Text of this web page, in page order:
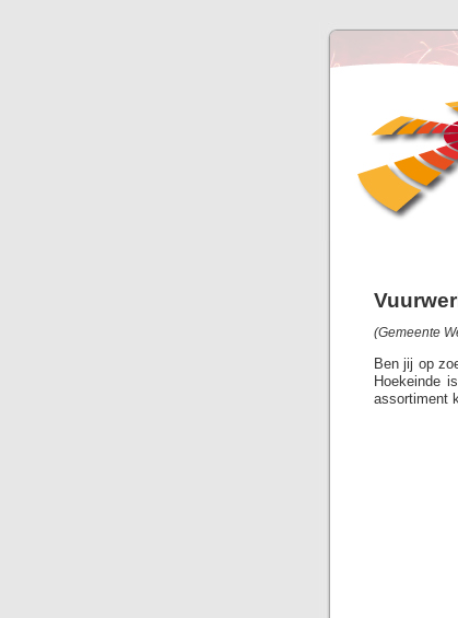
(Gemeente
Ben jij op
Hoekeinde
assortiment